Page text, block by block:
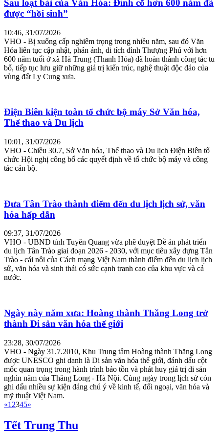
Sau loạt bài của Văn Hóa: Đình cổ hơn 600 năm đã
được “hồi sinh”
10:46, 31/07/2026
VHO - Bị xuống cấp nghiêm trọng trong nhiều năm, sau đó Văn
Hóa liên tục cập nhật, phản ánh, di tích đình Thượng Phú với hơn
600 năm tuổi ở xã Hà Trung (Thanh Hóa) đã hoàn thành công tác tu
bổ, tiếp tục lưu giữ những giá trị kiến trúc, nghệ thuật độc đáo của
vùng đất Ly Cung xưa.
Điện Biên kiện toàn tổ chức bộ máy Sở Văn hóa,
Thể thao và Du lịch
10:01, 31/07/2026
VHO - Chiều 30.7, Sở Văn hóa, Thể thao và Du lịch Điện Biên tổ
chức Hội nghị công bố các quyết định về tổ chức bộ máy và công
tác cán bộ.
Đưa Tân Trào thành điểm đến du lịch lịch sử, văn
hóa hấp dẫn
09:37, 31/07/2026
VHO - UBND tỉnh Tuyên Quang vừa phê duyệt Đề án phát triển
du lịch Tân Trào giai đoạn 2026 - 2030, với mục tiêu xây dựng Tân
Trào - cái nôi của Cách mạng Việt Nam thành điểm đến du lịch lịch
sử, văn hóa và sinh thái có sức cạnh tranh cao của khu vực và cả
nước.
Ngày này năm xưa: Hoàng thành Thăng Long trở
thành Di sản văn hóa thế giới
23:28, 30/07/2026
VHO - Ngày 31.7.2010, Khu Trung tâm Hoàng thành Thăng Long
được UNESCO ghi danh là Di sản văn hóa thế giới, đánh dấu cột
mốc quan trọng trong hành trình bảo tồn và phát huy giá trị di sản
nghìn năm của Thăng Long - Hà Nội. Cùng ngày trong lịch sử còn
ghi dấu nhiều sự kiện đáng chú ý về kinh tế, đối ngoại, văn hóa và
mỹ thuật Việt Nam.
«1 2345»
Tết Trung Thu